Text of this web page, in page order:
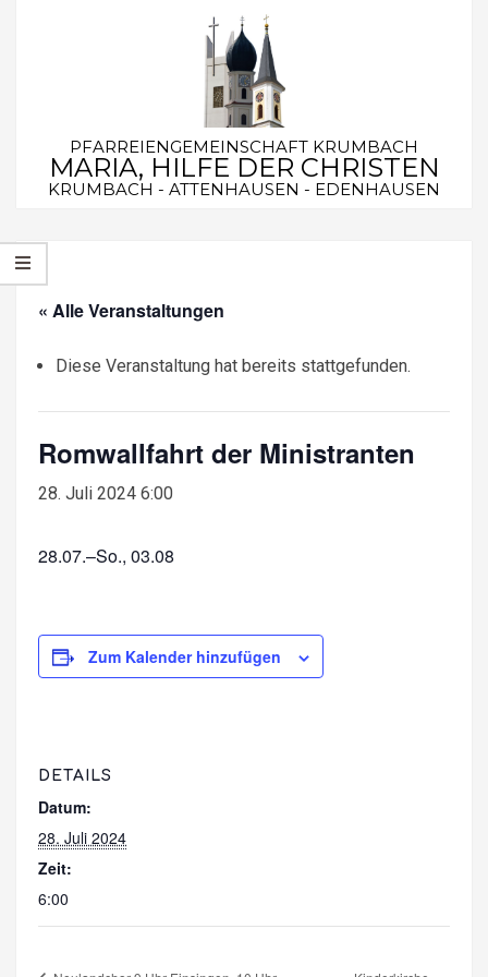
PFARREIENGEMEINSCHAFT KRUMBACH
MARIA, HILFE DER CHRISTEN
KRUMBACH - ATTENHAUSEN - EDENHAUSEN
Secondary
Navigation
« Alle Veranstaltungen
Diese Veranstaltung hat bereits stattgefunden.
Romwallfahrt der Ministranten
28. Juli 2024 6:00
28.07.–So., 03.08
Zum Kalender hinzufügen
DETAILS
Datum:
28. Juli 2024
Zeit:
6:00